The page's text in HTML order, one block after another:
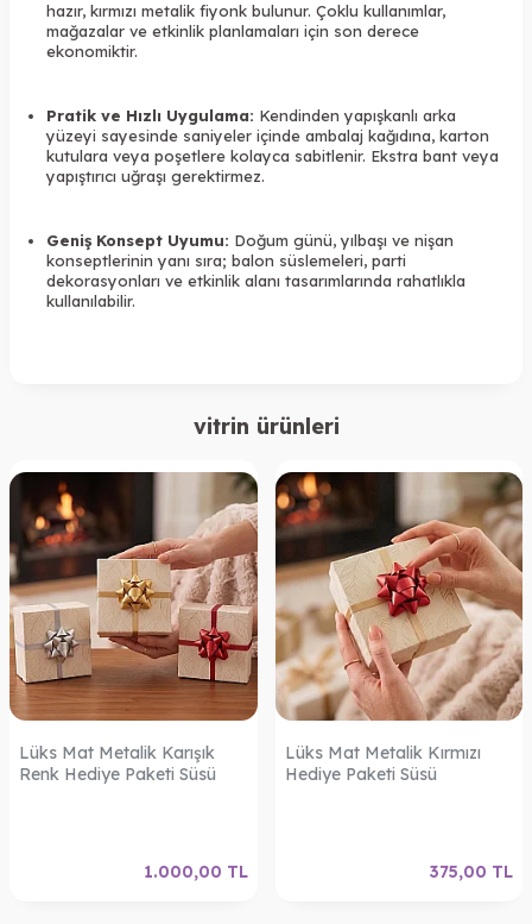
hazır, kırmızı metalik fiyonk bulunur. Çoklu kullanımlar,
mağazalar ve etkinlik planlamaları için son derece
ekonomiktir.
Pratik ve Hızlı Uygulama: Kendinden yapışkanlı arka
yüzeyi sayesinde saniyeler içinde ambalaj kağıdına, karton
kutulara veya poşetlere kolayca sabitlenir. Ekstra bant veya
yapıştırıcı uğraşı gerektirmez.
Geniş Konsept Uyumu: Doğum günü, yılbaşı ve nişan
konseptlerinin yanı sıra; balon süslemeleri, parti
dekorasyonları ve etkinlik alanı tasarımlarında rahatlıkla
kullanılabilir.
vitrin ürünleri
Lüks Mat Metalik Karışık
Renk Hediye Paketi Süsü
1.000,00 TL
Lüks Mat Metalik Kırmızı
Hediye Paketi Süsü
375,00 TL